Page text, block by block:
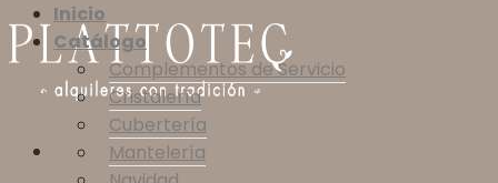
Inicio
Catálogo
Complementos de Servicio
Cristalería
Cubertería
Mantelería